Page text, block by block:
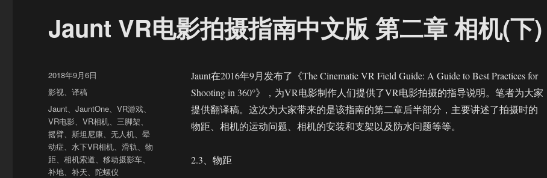
Jaunt VR电影拍摄指南中文版 第二章 相机(下)
Jaunt在2016年9月发布了《The Cinematic VR Field Guide: A Guide to Best Practices for
Shooting in 360°》，为VR电影制作人们提供了VR电影拍摄的指导说明。笔者为大家
提供翻译稿。这次为大家带来的是该指南的第二章后半部分，主要讲述了拍摄时的
物距、相机的运动问题、相机的安装和支架以及防水问题等等。
2.3、物距
发
布
于
2018年9月6日
分
类
影视、译稿
标
签
Jaunt、JauntOne、VR游戏、
VR电影、VR相机、三脚架、
摇臂、斯坦尼康、无人机、晕
动症、水下VR相机、滑轨、物
距、相机索道、移动摄影车、
补地、补天、陀螺仪